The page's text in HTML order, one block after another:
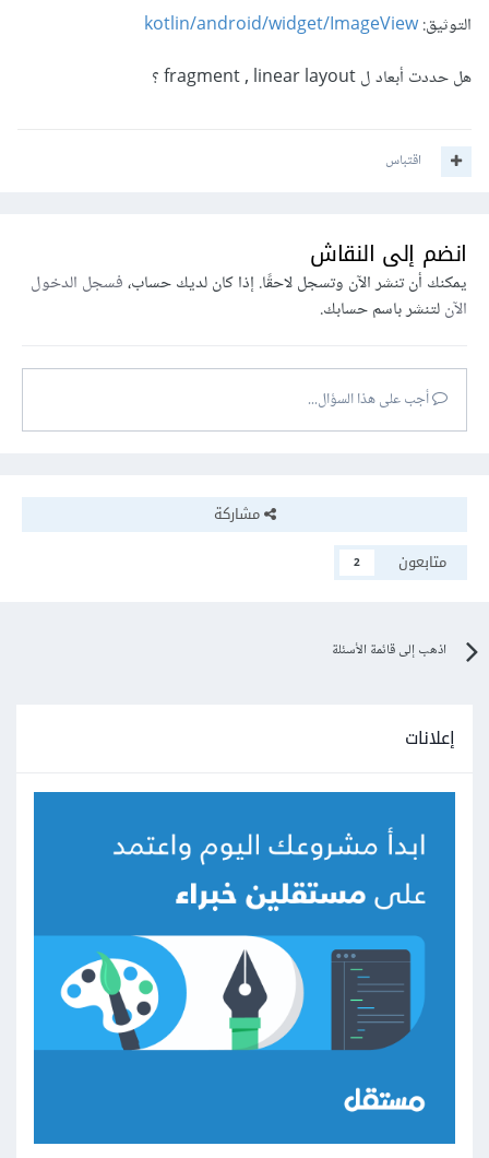
التوثيق:kotlin/android/widget/ImageView
هل حددت أبعاد ل fragment , linear layout ؟
اقتباس
انضم إلى النقاش
يمكنك أن تنشر الآن وتسجل لاحقًا. إذا كان لديك حساب،فسجل الدخول
الآنلتنشر باسم حسابك.
أجب على هذا السؤال...
مشاركة
متابعون
2
اذهب إلى قائمة الأسئلة
إعلانات